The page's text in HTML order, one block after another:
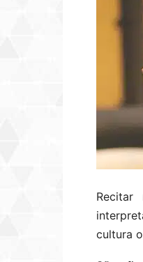
cultura